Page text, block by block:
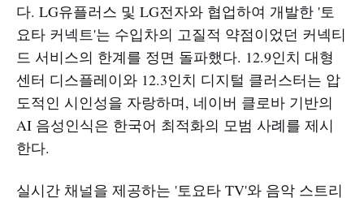
다. LG유플러스 및 LG전자와 협업하여 개발한 '토
요타 커넥트'는 수입차의 고질적 약점이었던 커넥티
드 서비스의 한계를 정면 돌파했다. 12.9인치 대형
센터 디스플레이와 12.3인치 디지털 클러스터는 압
도적인 시인성을 자랑하며, 네이버 클로바 기반의
AI 음성인식은 한국어 최적화의 모범 사례를 제시
한다.
실시간 채널을 제공하는 '토요타 TV'와 음악 스트리